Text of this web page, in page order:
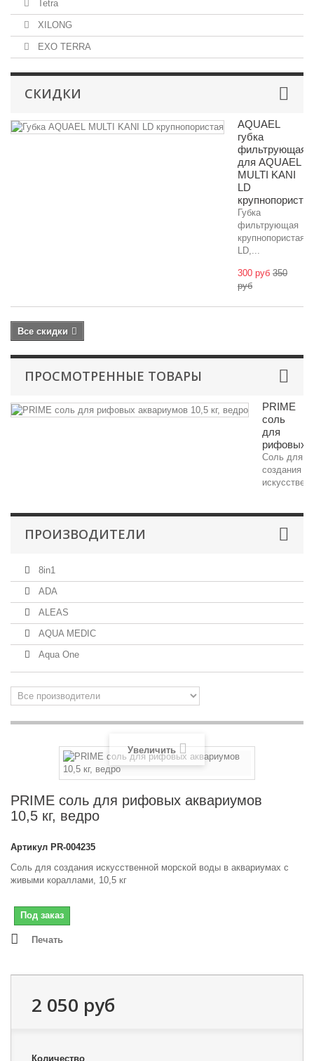
Tetra
XILONG
EXO TERRA
СКИДКИ
AQUAEL
губка
фильтрующая
для AQUAEL
MULTI KANI
LD
крупнопористая
Губка
фильтрующая
крупнопористая
LD,...
300 руб 350
руб
Все скидки
ПРОСМОТРЕННЫЕ ТОВАРЫ
PRIME
соль
для
рифовых...
Соль для
создания
ПРОИЗВОДИТЕЛИ
8in1
ADA
ALEAS
AQUA MEDIC
Aqua One
Увеличить
PRIME соль для рифовых аквариумов
10,5 кг, ведро
Артикул PR-004235
Соль для создания искусственной морской воды в аквариумах с
живыми кораллами, 10,5 кг
Под заказ
Печать
2 050 руб
Количество